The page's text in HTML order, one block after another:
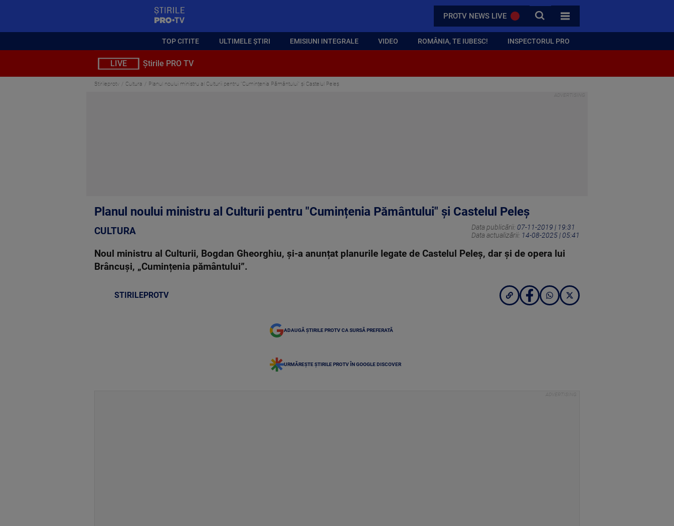
PROTV NEWS LIVE CAUTA
TOATE CATEGORIILE
TOP CITITE ULTIMELE ȘTIRI EMISIUNI INTEGRALE VIDEO ROMÂNIA, TE IUBESC! INSPECTORUL PRO
LIVE Știrile PRO TV
Stirileprotv Cultura Planul noului ministru al Culturii pentru "Cumințenia Pământului" și Castelul Peleș
Planul noului ministru al Culturii pentru "Cumințenia Pământului" și Castelul Peleș
CULTURA Data publicării: 07-11-2019 | 19:31
Data actualizării: 14-08-2025 | 05:41
Noul ministru al Culturii, Bogdan Gheorghiu, și-a anunțat planurile legate de Castelul Peleș, dar și de opera lui
Brâncuși, „Cumințenia pământului”.
STIRILEPROTV
ADAUGĂ ȘTIRILE PROTV CA SURSĂ PREFERATĂ
URMĂREȘTE ȘTIRILE PROTV ÎN GOOGLE DISCOVER